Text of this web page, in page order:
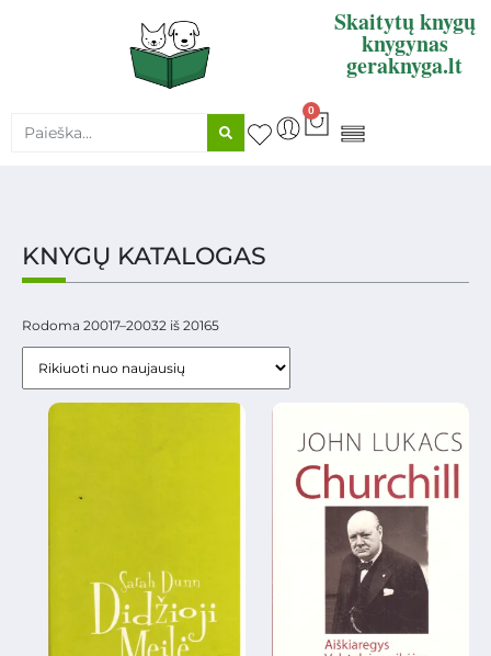
Skaitytų knygų
knygynas
geraknyga.lt
0
KNYGŲ KATALOGAS
Rodoma 20017–20032 iš 20165